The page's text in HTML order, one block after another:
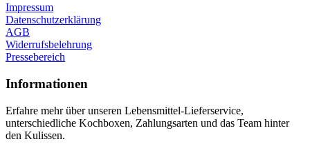
Impressum
Datenschutzerklärung
AGB
Widerrufsbelehrung
Pressebereich
Informationen
Erfahre mehr über unseren Lebensmittel-Lieferservice,
unterschiedliche Kochboxen, Zahlungsarten und das Team hinter
den Kulissen.